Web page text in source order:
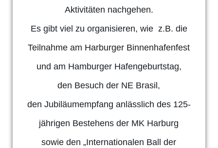
Aktivitäten nachgehen.
Es gibt viel zu organisieren, wie z.B. die
Teilnahme am Harburger Binnenhafenfest
und am Hamburger Hafengeburtstag,
den Besuch der NE Brasil,
den Jubiläumempfang anlässlich des 125-
jährigen Bestehens der MK Harburg
sowie den „Internationalen Ball der